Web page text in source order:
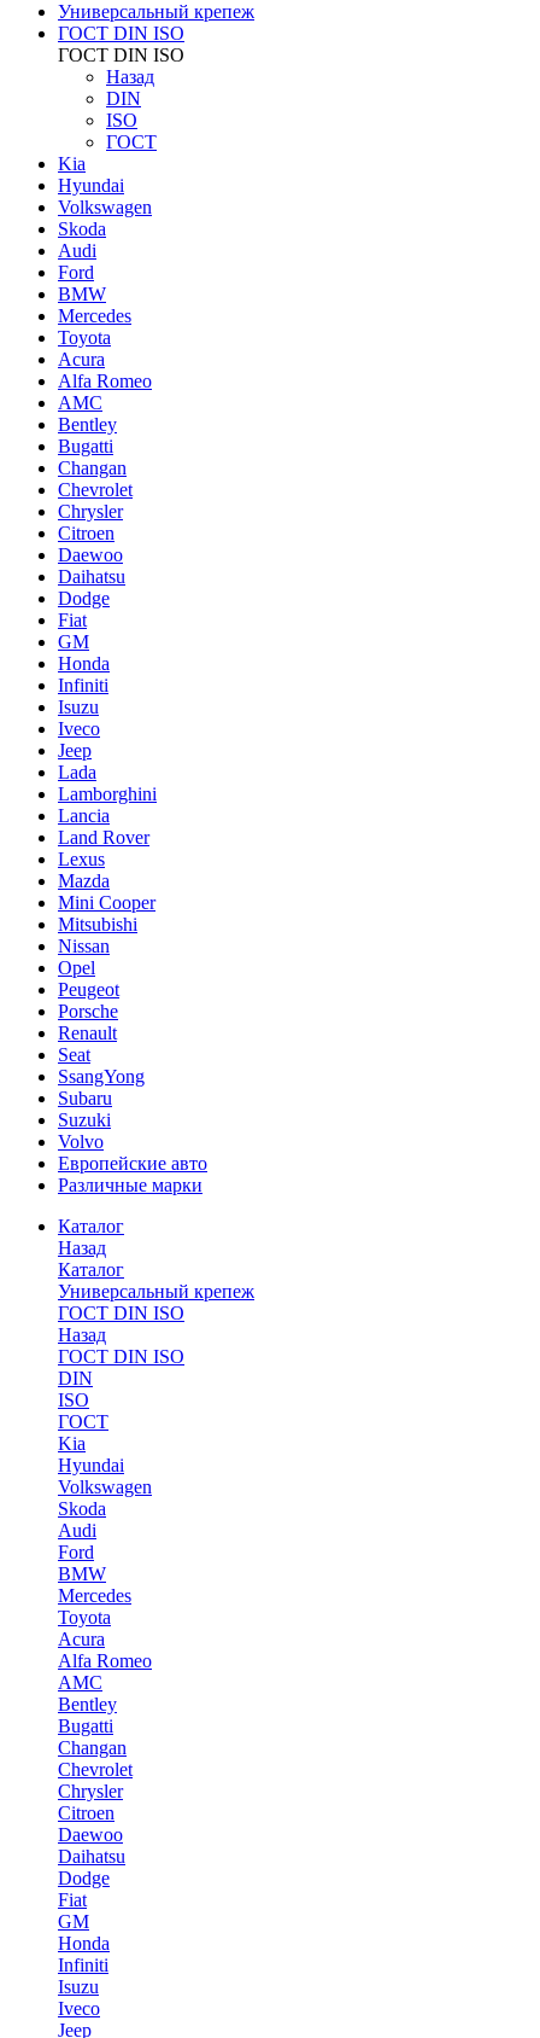
Универсальный крепеж
ГОСТ DIN ISO
ГОСТ DIN ISO
Назад
DIN
ISO
ГОСТ
Kia
Hyundai
Volkswagen
Skoda
Audi
Ford
BMW
Mercedes
Toyota
Acura
Alfa Romeo
AMC
Bentley
Bugatti
Changan
Chevrolet
Chrysler
Citroen
Daewoo
Daihatsu
Dodge
Fiat
GM
Honda
Infiniti
Isuzu
Iveco
Jeep
Lada
Lamborghini
Lancia
Land Rover
Lexus
Mazda
Mini Cooper
Mitsubishi
Nissan
Opel
Peugeot
Porsche
Renault
Seat
SsangYong
Subaru
Suzuki
Volvo
Европейские авто
Различные марки
Каталог
Назад
Каталог
Универсальный крепеж
ГОСТ DIN ISO
Назад
ГОСТ DIN ISO
DIN
ISO
ГОСТ
Kia
Hyundai
Volkswagen
Skoda
Audi
Ford
BMW
Mercedes
Toyota
Acura
Alfa Romeo
AMC
Bentley
Bugatti
Changan
Chevrolet
Chrysler
Citroen
Daewoo
Daihatsu
Dodge
Fiat
GM
Honda
Infiniti
Isuzu
Iveco
Jeep